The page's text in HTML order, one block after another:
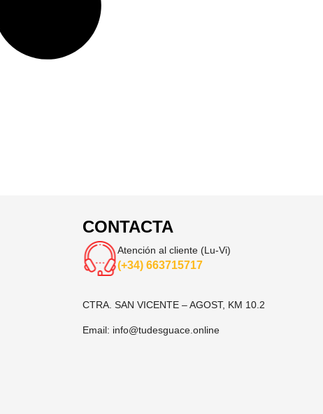
CONTACTA
Atención al cliente (Lu-Vi)
(+34) 663715717
CTRA. SAN VICENTE – AGOST, KM 10.2
Email: info@tudesguace.online